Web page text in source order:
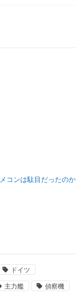
コンは駄目だったのか
ドイツ
主力艦 偵察機